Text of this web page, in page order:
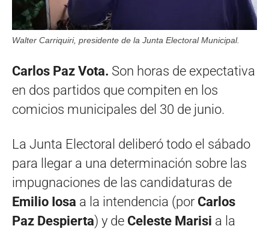
Walter Carriquiri, presidente de la Junta Electoral Municipal.
Carlos Paz Vota. Son horas de expectativa
en dos partidos que compiten en los
comicios municipales del 30 de junio.
La Junta Electoral deliberó todo el sábado
para llegar a una determinación sobre las
impugnaciones de las candidaturas de
Emilio Iosa a la intendencia (por Carlos
Paz Despierta) y de Celeste Marisi a la